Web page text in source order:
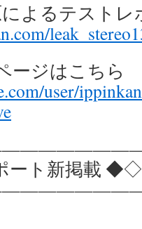
よるテストレ
ージはこちら
user/
ート新掲載